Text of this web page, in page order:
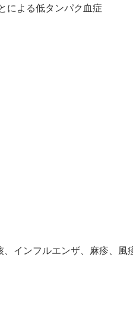
による低タンパク血症
インフルエンザ、麻疹、風